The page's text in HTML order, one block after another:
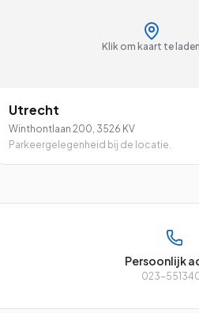
Klik om kaart te laden
Utrecht
Winthontlaan 200, 3526 KV
Parkeergelegenheid bij de locatie.
Persoonlijk
023-